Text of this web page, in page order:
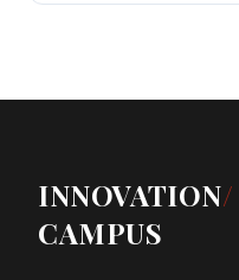
INNOVATION/
CAMPUS